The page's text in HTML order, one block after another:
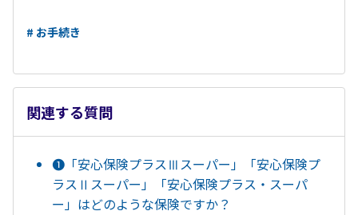
# お手続き
関連する質問
➊「安心保険プラスⅢスーパー」「安心保険プ
ラスⅡスーパー」「安心保険プラス・スーパ
ー」はどのような保険ですか？